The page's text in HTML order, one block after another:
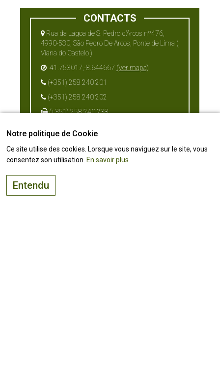
CONTACTS
Rua da Lagoa de S. Pedro d’Arcos nº476,
4990-530, São Pedro De Arcos, Ponte de Lima (
Viana do Castelo )
41.753017,-8.644667 (Ver mapa)
(+351) 258 240 201
(+351) 258 240 202
(+351) 258 240 238
Notre politique de Cookie
Ce site utilise des cookies. Lorsque vous naviguez sur le site, vous
consentez son utilisation. En savoir plus
Entendu